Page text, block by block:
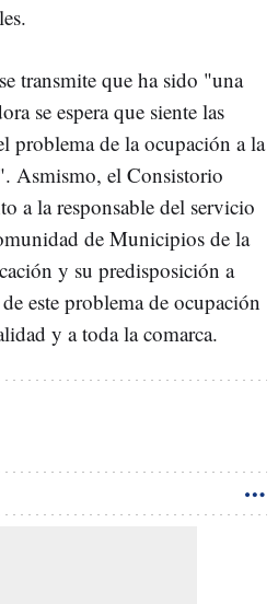
transmite que ha sido "una
se espera que siente las
problema de la ocupación a la
Asmismo, el Consistorio
a la responsable del servicio
de Municipios de la
y su predisposición a
este problema de ocupación
y a toda la comarca.